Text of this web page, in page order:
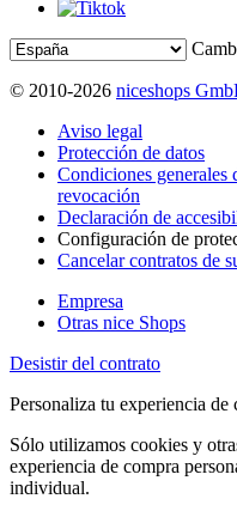
© 2010-2026 niceshops
Aviso legal
Protección de datos
Condiciones generales
revocación
Declaración de
Configuración de
Cancelar contratos de
Empresa
Otras nice Shops
Desistir del contrato
Personaliza tu experiencia de
Sólo utilizamos cookies y
experiencia de compra
individual.